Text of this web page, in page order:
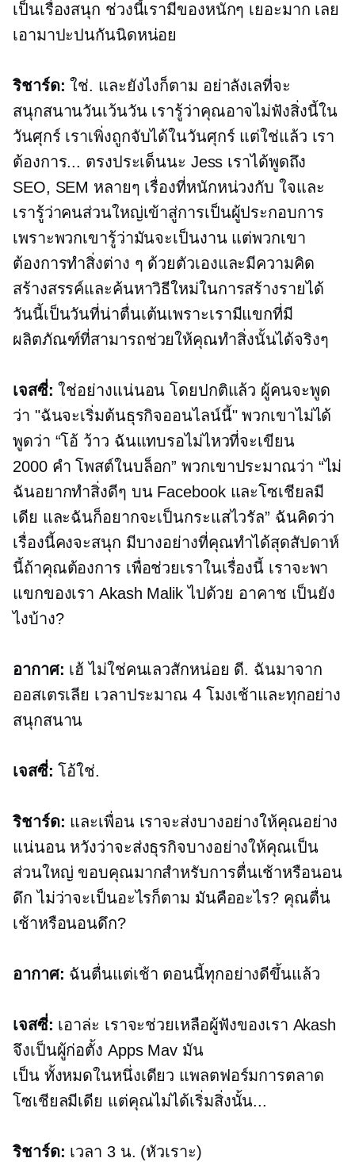
เป็นเรื่องสนุก ช่วงนี้เรามีของหนักๆ เยอะมาก เลย
เอามาปะปนกันนิดหน่อย
ริชาร์ด: ใช่. และยังไงก็ตาม อย่าลังเลที่จะ
สนุกสนานวันเว้นวัน เรารู้ว่าคุณอาจไม่ฟังสิ่งนี้ใน
วันศุกร์ เราเพิ่งถูกจับได้ในวันศุกร์ แต่ใช่แล้ว เรา
ต้องการ... ตรงประเด็นนะ Jess เราได้พูดถึง
SEO, SEM หลายๆ เรื่องที่หนักหน่วงกับ ใจและ
เรารู้ว่าคนส่วนใหญ่เข้าสู่การเป็นผู้ประกอบการ
เพราะพวกเขารู้ว่ามันจะเป็นงาน แต่พวกเขา
ต้องการทำสิ่งต่าง ๆ ด้วยตัวเองและมีความคิด
สร้างสรรค์และค้นหาวิธีใหม่ในการสร้างรายได้
วันนี้เป็นวันที่น่าตื่นเต้นเพราะเรามีแขกที่มี
ผลิตภัณฑ์ที่สามารถช่วยให้คุณทำสิ่งนั้นได้จริงๆ
เจสซี่: ใช่อย่างแน่นอน โดยปกติแล้ว ผู้คนจะพูด
ว่า "ฉันจะเริ่มต้นธุรกิจออนไลน์นี้" พวกเขาไม่ได้
พูดว่า “โอ้ ว้าว ฉันแทบรอไม่ไหวที่จะเขียน
2000 คำ โพสต์ในบล็อก” พวกเขาประมาณว่า “ไม่
ฉันอยากทำสิ่งดีๆ บน Facebook และโซเชียลมี
เดีย และฉันก็อยากจะเป็นกระแสไวรัล” ฉันคิดว่า
เรื่องนี้คงจะสนุก มีบางอย่างที่คุณทำได้สุดสัปดาห์
นี้ถ้าคุณต้องการ เพื่อช่วยเราในเรื่องนี้ เราจะพา
แขกของเรา Akash Malik ไปด้วย อาคาช เป็นยัง
ไงบ้าง?
อากาศ: เฮ้ ไม่ใช่คนเลวสักหน่อย ดี. ฉันมาจาก
ออสเตรเลีย เวลาประมาณ 4 โมงเช้าและทุกอย่าง
สนุกสนาน
เจสซี่: โอ้ใช่.
ริชาร์ด: และเพื่อน เราจะส่งบางอย่างให้คุณอย่าง
แน่นอน หวังว่าจะส่งธุรกิจบางอย่างให้คุณเป็น
ส่วนใหญ่ ขอบคุณมากสำหรับการตื่นเช้าหรือนอน
ดึก ไม่ว่าจะเป็นอะไรก็ตาม มันคืออะไร? คุณตื่น
เช้าหรือนอนดึก?
อากาศ: ฉันตื่นแต่เช้า ตอนนี้ทุกอย่างดีขึ้นแล้ว
เจสซี่: เอาล่ะ เราจะช่วยเหลือผู้ฟังของเรา Akash
จึงเป็นผู้ก่อตั้ง Apps Mav มัน
เป็น ทั้งหมดในหนึ่งเดียว แพลตฟอร์มการตลาด
โซเชียลมีเดีย แต่คุณไม่ได้เริ่มสิ่งนั้น...
ริชาร์ด: เวลา 3 น. (หัวเราะ)